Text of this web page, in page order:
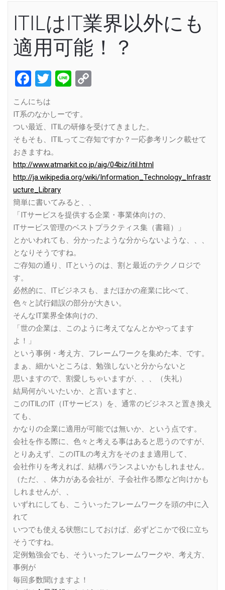
ITILはIT業界以外にも
適用可能！？
Facebook
Twitter
Line
こんにちは
IT系のなかしーです。
つい最近、ITILの研修を受けてきました。
そもそも、ITILってご存知ですか？一応参考リンク載せて
おきますね。
http://www.atmarkit.co.jp/aig/04biz/itil.html
http://ja.wikipedia.org/wiki/Information_Technology_Infrastr
ucture_Library
簡単に書いてみると、、
「ITサービスを提供する企業・事業体向けの、
ITサービス管理のベストプラクティス集（書籍）」
とかいわれても、分かったような分からないような、、、
となりそうですね。
ご存知の通り、ITというのは、割と最近のテクノロジで
す。
必然的に、ITビジネスも、まだほかの産業に比べて、
色々と試行錯誤の部分が大きい。
そんなIT業界全体向けの、
「世の企業は、このように考えてなんとかやってます
よ！」
という事例・考え方、フレームワークを集めた本、です。
まぁ、細かいところは、勉強しないと分からないと
思いますので、割愛しちゃいますが、、、（失礼）
結局何がいいたいか、と言いますと、
このITILのIT（ITサービス）を、通常のビジネスと置き換え
ても、
かなりの企業に適用が可能では無いか、という点です。
会社を作る際に、色々と考える事はあると思うのですが、
とりあえず、このITILの考え方をそのまま適用して、
会社作りを考えれば、結構バランスよいかもしれません。
（ただ、、体力がある会社が、子会社作る際など向けかも
しれませんが、、
いずれにしても、こういったフレームワークを頭の中に入
れて
いつでも使える状態にしておけば、必ずどこかで役に立ち
そうですね。
定例勉強会でも、そういったフレームワークや、考え方、
事例が
毎回多数聞けますよ！